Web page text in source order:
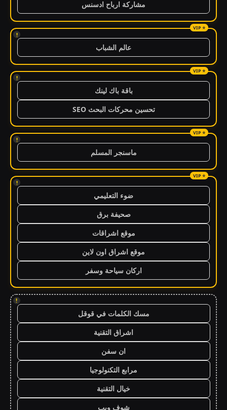
مشاركة ارباح ادسنس
!
عالم الشباب
!
باقة باك لينك
تحسين محركات البحث SEO
!
ماسنجر المسلم
!
ضوء التعليمي
صحيفة برق
موقع اشراقات
موقع اشراق اون لاين
اركان سياحة وسفر
!
مسك الكلمات في قوقل
اشراق التقنية
ان سفن
مرابع التكنولوجيا
خيال التقنية
شوف ويب